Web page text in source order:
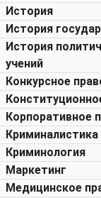
История
История
История
учений
Конкурсное
Корпоративное
Криминалистика
Криминология
Маркетинг
Медицинское